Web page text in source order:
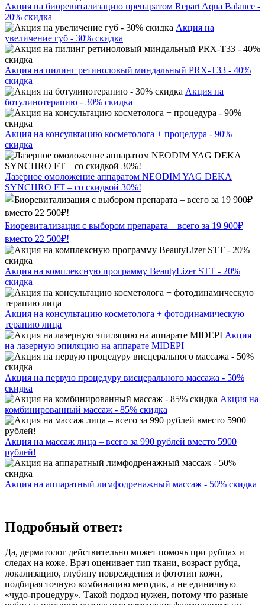
Акция на биоревитализацию препаратом Repart Aqua Balance -
20% скидка
Акция на
увеличение губ - 30% скидка
Акция на пилинг ретиноловый миндальный PRX-T33 - 40%
скидка
Акция на
ботулинотерапию - 30% скидка
Акция на консультацию косметолога + процедура - 90%
скидка
Лазерное омоложение аппаратом NEODIM YAG DEKA
SYNCHRO FT – со скидкой 30%!
Биоревитализация с выбором препарата – всего за 19 900₽
вместо 22 500₽!
Акция на комплексную программу BeautyLizer STT - 20%
скидка
Акция на консультацию косметолога + фотодинамическую
терапию лица
Акция
на лазерную эпиляцию на аппарате MIDEPI
Акция на первую процедуру висцерального массажа - 50%
скидка
Акция на
комбинированный массаж - 85% скидка
Акция на массаж лица – всего за 990 рублей вместо 5900
рублей!
Акция на аппаратный лимфодренажный массаж - 50% скидка
Подробный ответ:
Да, дерматолог действительно может помочь при рубцах и
следах на коже. Врач оценивает тип ткани, возраст рубца,
локализацию, глубину повреждения и фототип кожи,
подбирая точную комбинацию методик, а не единичную
«чудо‑процедуру». Такой подход нужен, потому что разные